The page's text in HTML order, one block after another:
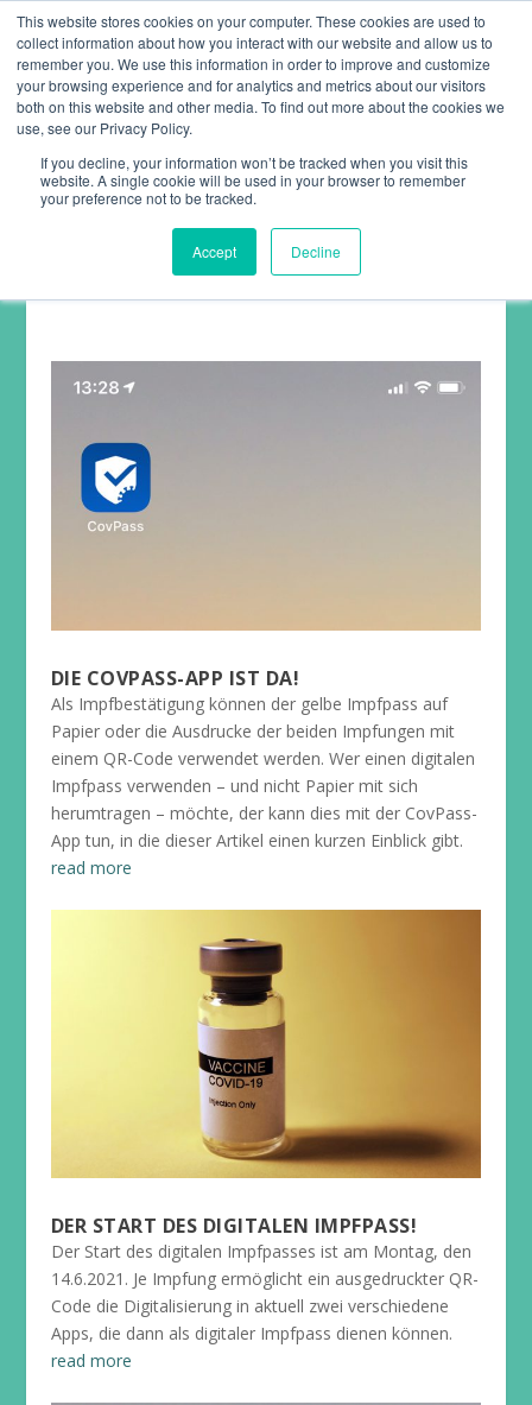
This website stores cookies on your computer. These cookies are used to
collect information about how you interact with our website and allow us to
remember you. We use this information in order to improve and customize
your browsing experience and for analytics and metrics about our visitors
both on this website and other media. To find out more about the cookies we
use, see our Privacy Policy.
If you decline, your information won’t be tracked when you visit this
website. A single cookie will be used in your browser to remember
your preference not to be tracked.
Accept Decline
ARTIKEL ZU CORONA
DIE COVPASS-APP IST DA!
Als Impfbestätigung können der gelbe Impfpass auf
Papier oder die Ausdrucke der beiden Impfungen mit
einem QR-Code verwendet werden. Wer einen digitalen
Impfpass verwenden – und nicht Papier mit sich
herumtragen – möchte, der kann dies mit der CovPass-
App tun, in die dieser Artikel einen kurzen Einblick gibt.
read more
DER START DES DIGITALEN IMPFPASS!
Der Start des digitalen Impfpasses ist am Montag, den
14.6.2021. Je Impfung ermöglicht ein ausgedruckter QR-
Code die Digitalisierung in aktuell zwei verschiedene
Apps, die dann als digitaler Impfpass dienen können.
read more